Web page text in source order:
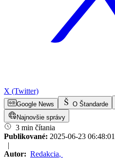
X (Twitter)
Google News O Štandarde
Najnovšie správy
3 min čítania
Publikované: 2025-06-23 06:48:01
|
Autor: Redakcia,